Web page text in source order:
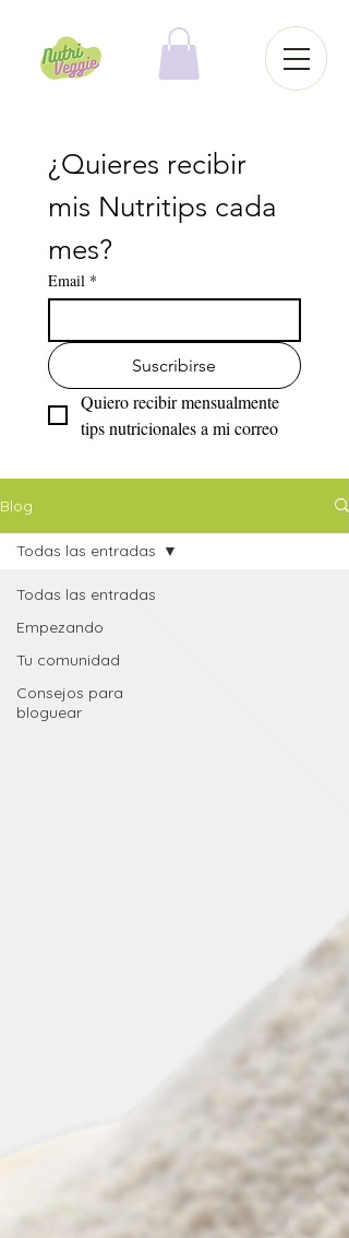
¿Quieres recibir
mis Nutritips cada
mes?
Email *
Suscribirse
Quiero recibir mensualmente
tips nutricionales a mi correo
Blog
Todas las entradas
Empezando
Tu comunidad
Consejos para
bloguear
Todas las entradas